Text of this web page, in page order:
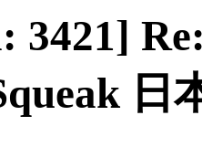
3421]
日